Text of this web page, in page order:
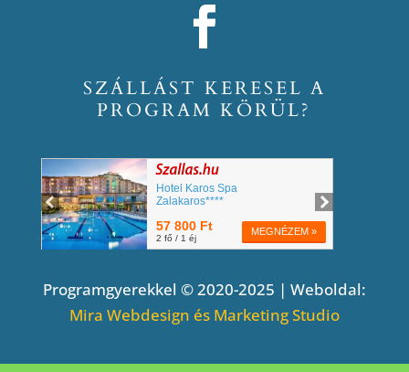
SZÁLLÁST KERESEL A
PROGRAM KÖRÜL?
Programgyerekkel © 2020-2025 | Weboldal:
Mira Webdesign és Marketing Studio